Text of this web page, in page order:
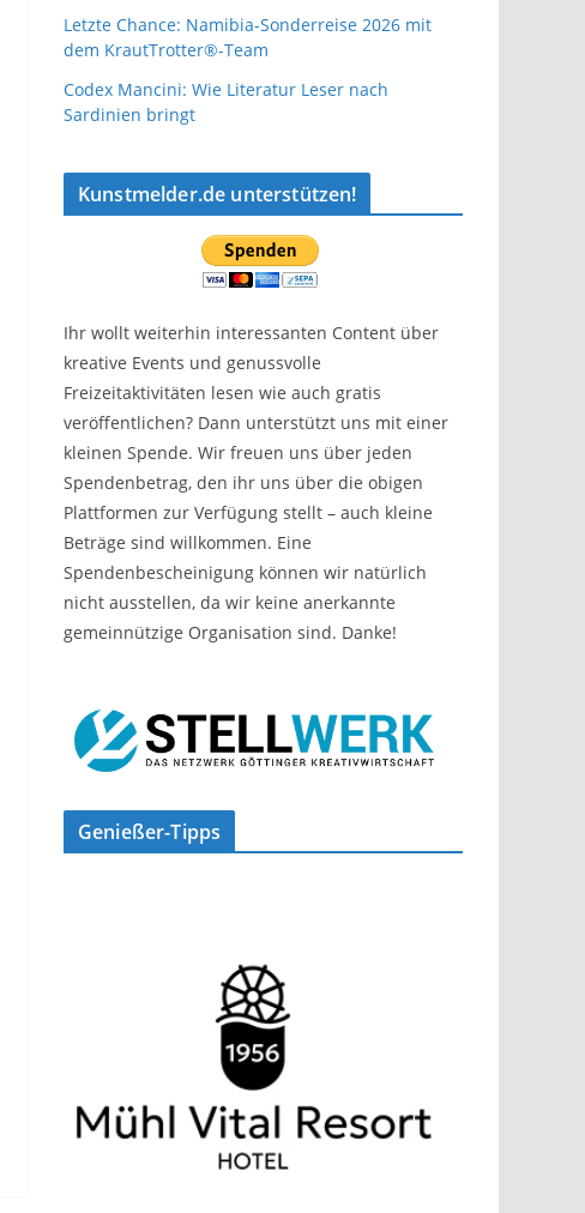
Letzte Chance: Namibia-Sonderreise 2026 mit
dem KrautTrotter®-Team
Codex Mancini: Wie Literatur Leser nach
Sardinien bringt
Kunstmelder.de unterstützen!
Ihr wollt weiterhin interessanten Content über
kreative Events und genussvolle
Freizeitaktivitäten lesen wie auch gratis
veröffentlichen? Dann unterstützt uns mit einer
kleinen Spende. Wir freuen uns über jeden
Spendenbetrag, den ihr uns über die obigen
Plattformen zur Verfügung stellt – auch kleine
Beträge sind willkommen. Eine
Spendenbescheinigung können wir natürlich
nicht ausstellen, da wir keine anerkannte
gemeinnützige Organisation sind. Danke!
Genießer-Tipps